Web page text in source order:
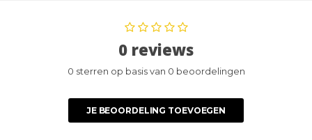
0 reviews
0 sterren op basis van 0 beoordelingen
JE BEOORDELING TOEVOEGEN